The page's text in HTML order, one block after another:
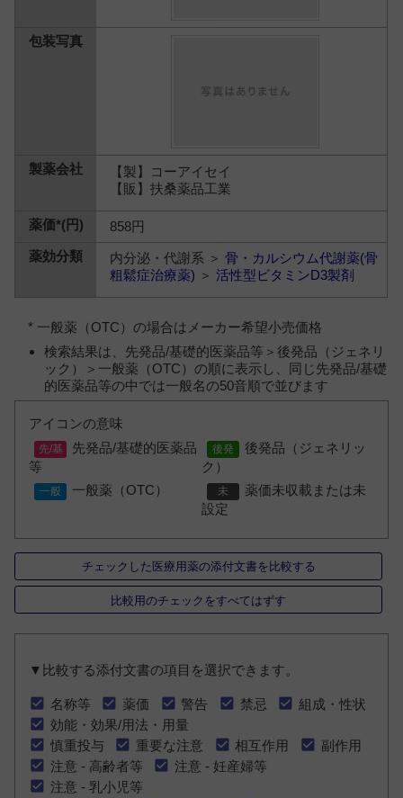
【製】コーアイセイ
【販】扶桑薬品工業
858円
内分泌・代謝系 ＞骨・カルシウム代謝薬(骨
粗鬆症治療薬) ＞活性型ビタミンD3製剤
* 一般薬（OTC）の場合はメーカー希望小売価格
検索結果は、先発品/基礎的医薬品等＞後発品（ジェネリ
ック）＞一般薬（OTC）の順に表示し、同じ先発品/基礎
的医薬品等の中では一般名の50音順で並びます
アイコンの意味
先発品/基礎的医薬品
等
後発品（ジェネリッ
ク）
一般薬（OTC）
薬価未収載または未
設定
チェックした医療用薬の添付文書を比較する
比較用のチェックをすべてはずす
▼比較する添付文書の項目を選択できます。
名称等 薬価 警告 禁忌
組成・性状
効能・効果/用法・用量
慎重投与
重要な注意 相互作用
副作用
注意 - 高齢者等
注意 - 妊産婦等
注意 - 乳小児等